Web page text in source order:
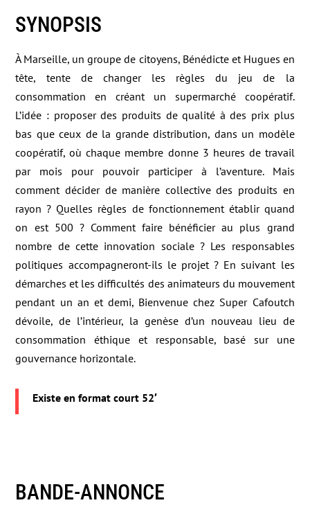
SYNOPSIS
À Marseille, un groupe de citoyens, Bénédicte et Hugues en
tête, tente de changer les règles du jeu de la
consommation en créant un supermarché coopératif.
L’idée : proposer des produits de qualité à des prix plus
bas que ceux de la grande distribution, dans un modèle
coopératif, où chaque membre donne 3 heures de travail
par mois pour pouvoir participer à l’aventure. Mais
comment décider de manière collective des produits en
rayon ? Quelles règles de fonctionnement établir quand
on est 500 ? Comment faire bénéficier au plus grand
nombre de cette innovation sociale ? Les responsables
politiques accompagneront-ils le projet ? En suivant les
démarches et les difficultés des animateurs du mouvement
pendant un an et demi, Bienvenue chez Super Cafoutch
dévoile, de l’intérieur, la genèse d’un nouveau lieu de
consommation éthique et responsable, basé sur une
gouvernance horizontale.
Existe en format court 52′
BANDE-ANNONCE